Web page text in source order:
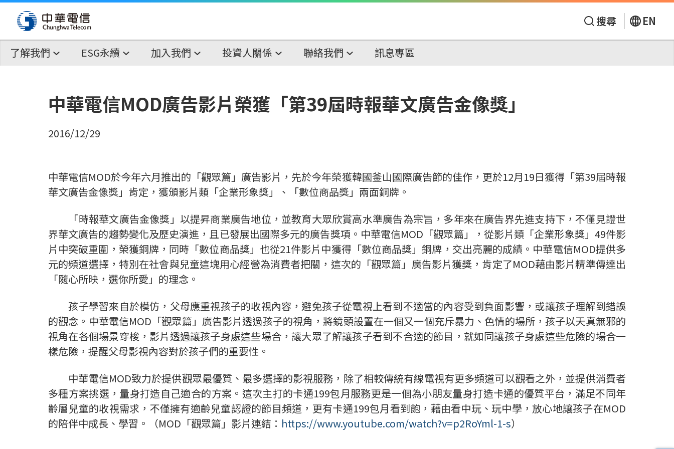
搜尋 EN
了解我們 ESG永續 加入我們 投資人關係 聯絡我們 訊息專區
中華電信MOD廣告影片榮獲「第39屆時報華文廣告金像獎」
2016/12/29
中華電信MOD於今年六月推出的「觀眾篇」廣告影片，先於今年榮獲韓國釜山國際廣告節的佳作，更於12月19日獲得「第39屆時報
華文廣告金像獎」肯定，獲頒影片類「企業形象獎」、「數位商品獎」兩面銅牌。
「時報華文廣告金像獎」以提昇商業廣告地位，並教育大眾欣賞高水準廣告為宗旨，多年來在廣告界先進支持下，不僅見證世
界華文廣告的趨勢變化及歷史演進，且已發展出國際多元的廣告獎項。中華電信MOD「觀眾篇」，從影片類「企業形象獎」49件影
片中突破重圍，榮獲銅牌，同時「數位商品獎」也從21件影片中獲得「數位商品獎」銅牌，交出亮麗的成績。中華電信MOD提供多
元的頻道選擇，特別在社會與兒童這塊用心經營為消費者把關，這次的「觀眾篇」廣告影片獲獎，肯定了MOD藉由影片精準傳達出
「隨心所映，選你所愛」的理念。
孩子學習來自於模仿，父母應重視孩子的收視內容，避免孩子從電視上看到不適當的內容受到負面影響，或讓孩子理解到錯誤
的觀念。中華電信MOD「觀眾篇」廣告影片透過孩子的視角，將鏡頭設置在一個又一個充斥暴力、色情的場所，孩子以天真無邪的
視角在各個場景穿梭，影片透過讓孩子身處這些場合，讓大眾了解讓孩子看到不合適的節目，就如同讓孩子身處這些危險的場合一
樣危險，提醒父母影視內容對於孩子們的重要性。
中華電信MOD致力於提供觀眾最優質、最多選擇的影視服務，除了相較傳統有線電視有更多頻道可以觀看之外，並提供消費者
多種方案挑選，量身打造自己適合的方案。這次主打的卡通199包月服務更是一個為小朋友量身打造卡通的優質平台，滿足不同年
齡層兒童的收視需求，不僅擁有適齡兒童認證的節目頻道，更有卡通199包月看到飽，藉由看中玩、玩中學，放心地讓孩子在MOD
的陪伴中成長、學習。（MOD「觀眾篇」影片連結： https://www.youtube.com/watch?v=p2RoYml-1-s）